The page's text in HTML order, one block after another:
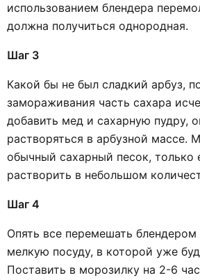
использованием блендера
должна получиться однородная.
Шаг 3
Какой бы не был сладкий арбуз,
замораживания часть сахара
добавить мед и сахарную пудру,
растворяться в арбузной массе.
обычный сахарный песок, только
растворить в небольшом
Шаг 4
Опять все перемешать
мелкую посуду, в которой уже
Поставить в морозилку на 2-6